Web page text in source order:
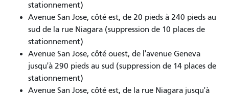
stationnement)
Avenue San Jose, côté est, de 20 pieds à 240 pieds au
sud de la rue Niagara (suppression de 10 places de
stationnement)
Avenue San Jose, côté ouest, de l'avenue Geneva
jusqu'à 290 pieds au sud (suppression de 14 places de
stationnement)
Avenue San Jose, côté est, de la rue Niagara jusqu'à